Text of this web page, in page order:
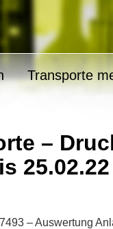
Transporte
–
25.02.22
– Auswertung